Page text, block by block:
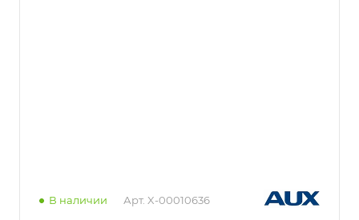
В наличии Арт. X-00010636